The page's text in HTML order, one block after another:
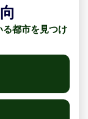
都市を見つけ